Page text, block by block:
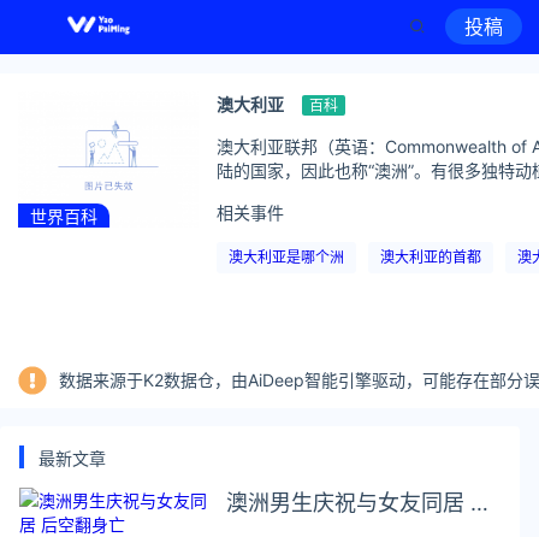
投稿
世界百科
澳大利亚 百科
澳大利亚联邦（英语：Commonwealth of
陆的国家，因此也称“澳洲”。有很多独特
相关事件
澳大利亚是哪个洲 澳大利亚的首都 澳
数据来源于K2数据仓，由AiDeep智能引擎驱动，可能存在部分
最新文章
澳洲男生庆祝与女友同居 后